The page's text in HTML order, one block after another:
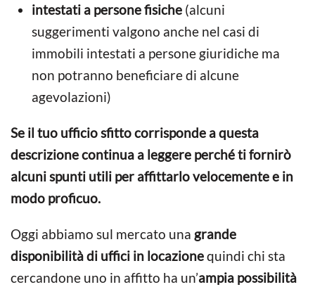
intestati a persone fisiche (alcuni
suggerimenti valgono anche nel casi di
immobili intestati a persone giuridiche ma
non potranno beneficiare di alcune
agevolazioni)
Se il tuo ufficio sfitto corrisponde a questa
descrizione continua a leggere perché ti fornirò
alcuni spunti utili per affittarlo velocemente e in
modo proficuo.
Oggi abbiamo sul mercato una grande
disponibilità di uffici in locazionequindi chi sta
cercandone uno in affitto ha un’ampia possibilità